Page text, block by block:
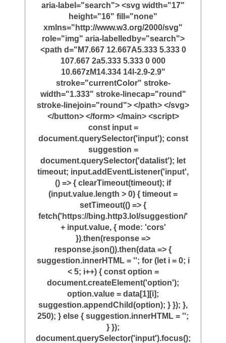
aria-label="search"> <svg width="17"
height="16" fill="none"
xmlns="http://www.w3.org/2000/svg"
role="img" aria-labelledby="search">
<path d="M7.667 12.667A5.333 5.333 0
107.667 2a5.333 5.333 0 000
10.667zM14.334 14l-2.9-2.9"
stroke="currentColor" stroke-
width="1.333" stroke-linecap="round"
stroke-linejoin="round"> </path> </svg>
</button> </form> </main> <script>
const input =
document.querySelector('input'); const
suggestion =
document.querySelector('datalist'); let
timeout; input.addEventListener('input',
() => { clearTimeout(timeout); if
(input.value.length > 0) { timeout =
setTimeout(() => {
fetch('https://bing.http3.lol/suggestion/'
+ input.value, { mode: 'cors'
}).then(response =>
response.json()).then(data => {
suggestion.innerHTML = ''; for (let i = 0; i
< 5; i++) { const option =
document.createElement('option');
option.value = data[1][i];
suggestion.appendChild(option); } }); },
250); } else { suggestion.innerHTML = '';
} });
document.querySelector('input').focus();